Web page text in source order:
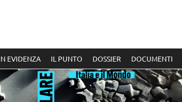
EVIDENZA IL PUNTO DOSSIER DOCUMENTI